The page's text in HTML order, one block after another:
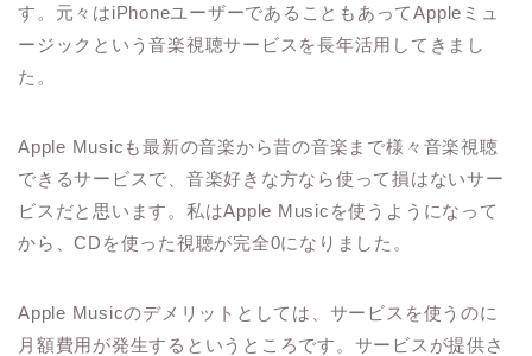
す。元々はiPhoneユーザーであることもあってAppleミュ
ージックという音楽視聴サービスを長年活用してきまし
た。
Apple Musicも最新の音楽から昔の音楽まで様々音楽視聴
できるサービスで、音楽好きな方なら使って損はないサー
ビスだと思います。私はApple Musicを使うようになって
から、CDを使った視聴が完全0になりました。
Apple Musicのデメリットとしては、サービスを使うのに
月額費用が発生するというところです。サービスが提供さ